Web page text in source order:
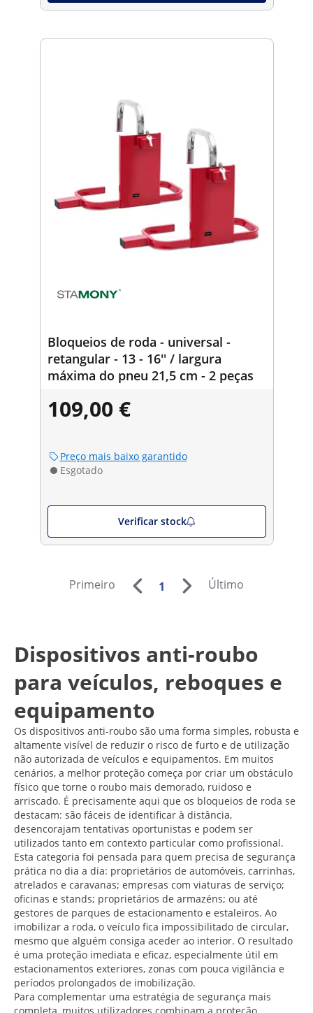
Bloqueios de roda - universal -
retangular - 13 - 16'' / largura
máxima do pneu 21,5 cm - 2 peças
109,00 €
Preço mais baixo garantido
Esgotado
Verificar stock
Primeiro 1 Último
Dispositivos anti-roubo
para veículos, reboques e
equipamento
Os dispositivos anti-roubo são uma forma simples, robusta e
altamente visível de reduzir o risco de furto e de utilização
não autorizada de veículos e equipamentos. Em muitos
cenários, a melhor proteção começa por criar um obstáculo
físico que torne o roubo mais demorado, ruidoso e
arriscado. É precisamente aqui que os bloqueios de roda se
destacam: são fáceis de identificar à distância,
desencorajam tentativas oportunistas e podem ser
utilizados tanto em contexto particular como profissional.
Esta categoria foi pensada para quem precisa de segurança
prática no dia a dia: proprietários de automóveis, carrinhas,
atrelados e caravanas; empresas com viaturas de serviço;
oficinas e stands; proprietários de armazéns; ou até
gestores de parques de estacionamento e estaleiros. Ao
imobilizar a roda, o veículo fica impossibilitado de circular,
mesmo que alguém consiga aceder ao interior. O resultado
é uma proteção imediata e eficaz, especialmente útil em
estacionamentos exteriores, zonas com pouca vigilância e
períodos prolongados de imobilização.
Para complementar uma estratégia de segurança mais